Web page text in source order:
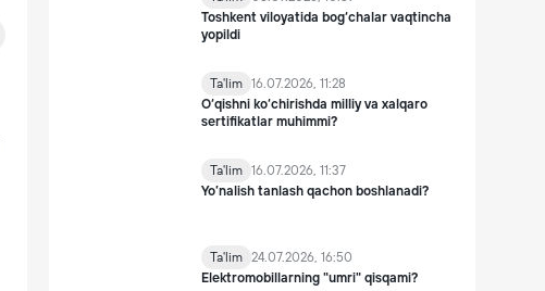
Toshkent viloyatida bog‘chalar vaqtincha
yopildi
Ta'lim 16.07.2026, 11:28
O‘qishni ko‘chirishda milliy va xalqaro
sertifikatlar muhimmi?
Ta'lim 16.07.2026, 11:37
Yo’nalish tanlash qachon boshlanadi?
Ta'lim 24.07.2026, 16:50
Elektromobillarning "umri" qisqami?